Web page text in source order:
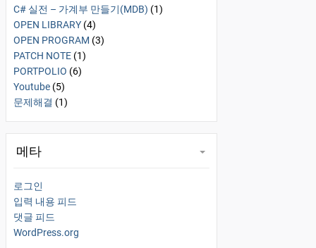
C# 실전 – 가계부 만들기(MDB) (1)
OPEN LIBRARY (4)
OPEN PROGRAM (3)
PATCH NOTE (1)
PORTPOLIO (6)
Youtube (5)
문제해결 (1)
메타
로그인
입력 내용 피드
댓글 피드
WordPress.org